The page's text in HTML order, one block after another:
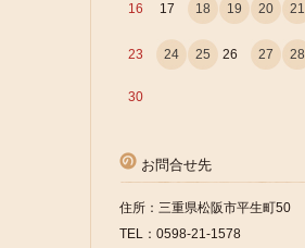
16 17 18 19 20 21
23 24 25 26 27 28
30
お問合せ先
住所：三重県松阪市平生町50
TEL：0598-21-1578